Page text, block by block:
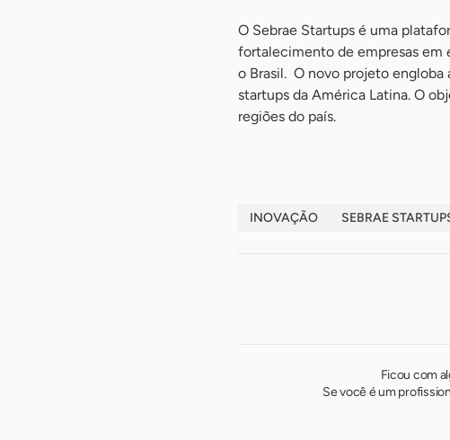
O Sebrae Startups é uma
fortalecimento de empresas em
o Brasil. O novo projeto engloba
startups da América Latina. O
regiões do país.
INOVAÇÃO SEBRAE
Ficou com
Se você é um